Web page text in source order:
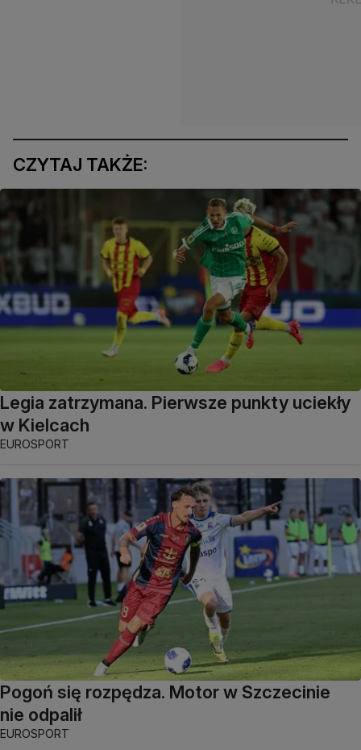
CZYTAJ TAKŻE:
Legia zatrzymana. Pierwsze punkty uciekły
w Kielcach
EUROSPORT
Pogoń się rozpędza. Motor w Szczecinie
nie odpalił
EUROSPORT